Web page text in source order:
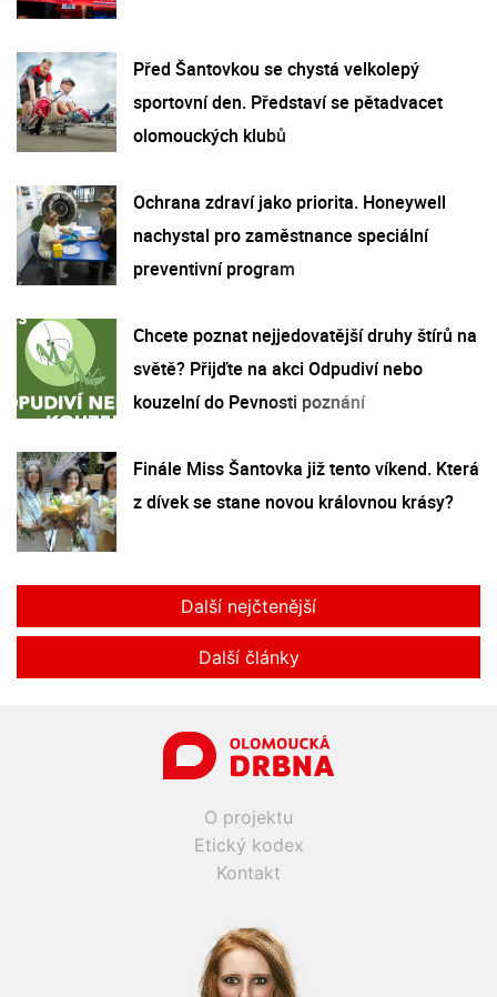
Před Šantovkou se chystá velkolepý
sportovní den. Představí se pětadvacet
olomouckých klubů
Ochrana zdraví jako priorita. Honeywell
nachystal pro zaměstnance speciální
preventivní program
Chcete poznat nejjedovatější druhy štírů na
světě? Přijďte na akci Odpudiví nebo
kouzelní do Pevnosti poznání
Finále Miss Šantovka již tento víkend. Která
z dívek se stane novou královnou krásy?
Další nejčtenější
Další články
O projektu
Etický kodex
Kontakt